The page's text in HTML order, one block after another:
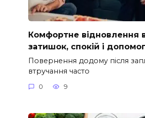
Комфортне відновлення
затишок, спокій і
Повернення додому після
втручання часто
0 9